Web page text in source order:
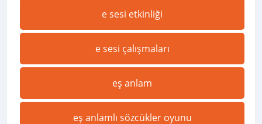
e sesi etkinliği
e sesi çalışmaları
eş anlam
eş anlamlı sözcükler oyunu